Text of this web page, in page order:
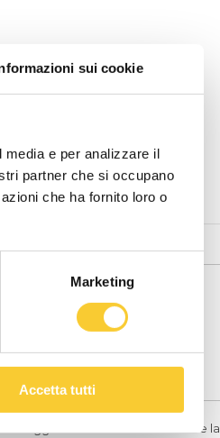
sui cookie
e per analizzare il
partner che si occupano
che ha fornito loro o
Marketing
Accetta tutti
maggiori informazioni consultare la